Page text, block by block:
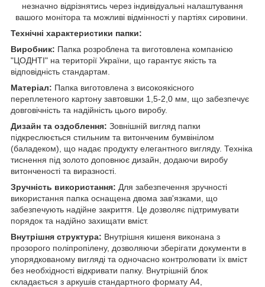
незначно відрізнятись через індивідуальні налаштування
вашого монітора та можливі відмінності у партіях сировини.
Технічні характеристики папки:
Виробник: Папка розроблена та виготовлена компанією
"ЦОДНТІ" на території України, що гарантує якість та
відповідність стандартам.
Матеріал: Папка виготовлена з високоякісного
переплетеного картону завтовшки 1,5-2,0 мм, що забезпечує
довговічність та надійність цього виробу.
Дизайн та оздоблення: Зовнішній вигляд папки
підкреслюється стильним та витонченим бумвінілом
(баладеком), що надає продукту елегантного вигляду. Техніка
тиснення під золото доповнює дизайн, додаючи виробу
витонченості та виразності.
Зручність використання: Для забезпечення зручності
використання папка оснащена двома зав'язками, що
забезпечують надійне закриття. Це дозволяє підтримувати
порядок та надійно захищати вміст.
Внутрішня структура: Внутрішня кишеня виконана з
прозорого поліпропілену, дозволяючи зберігати документи в
упорядкованому вигляді та одночасно контролювати їх вміст
без необхідності відкривати папку. Внутрішній блок
складається з аркушів стандартного формату А4,